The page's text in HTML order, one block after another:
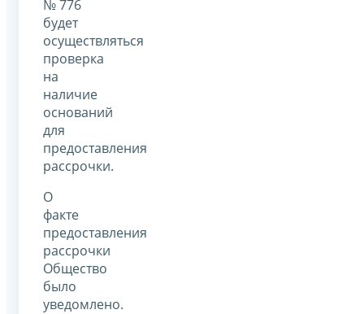
№ 776
будет
осуществляться
проверка
на
наличие
оснований
для
предоставления
рассрочки.
О
факте
предоставления
рассрочки
Общество
было
уведомлено.